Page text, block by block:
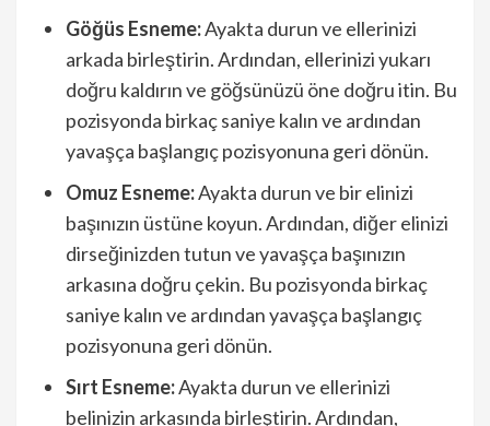
Göğüs Esneme:Ayakta durun ve ellerinizi
arkada birleştirin. Ardından, ellerinizi yukarı
doğru kaldırın ve göğsünüzü öne doğru itin. Bu
pozisyonda birkaç saniye kalın ve ardından
yavaşça başlangıç pozisyonuna geri dönün.
Omuz Esneme:Ayakta durun ve bir elinizi
başınızın üstüne koyun. Ardından, diğer elinizi
dirseğinizden tutun ve yavaşça başınızın
arkasına doğru çekin. Bu pozisyonda birkaç
saniye kalın ve ardından yavaşça başlangıç
pozisyonuna geri dönün.
Sırt Esneme:Ayakta durun ve ellerinizi
belinizin arkasında birleştirin. Ardından,